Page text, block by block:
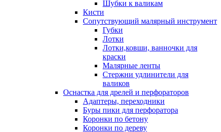
Шубки к валикам
Кисти
Сопутствующий малярный инструмент
Губки
Лотки
Лотки,ковши, ванночки для
краски
Малярные ленты
Стержни удлинители для
валиков
Оснастка для дрелей и перфораторов
Адаптеры, переходники
Буры пики для перфоратора
Коронки по бетону
Коронки по дереву